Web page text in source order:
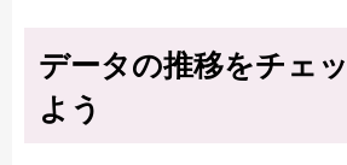
データの推移をチェ
よう